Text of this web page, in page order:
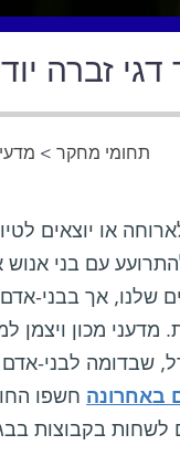
תחומי מחקר>
או יוצאים
עם בני
שלנו, אך בבני-
מכון ויצמן
שבדומה לבני-
באחרונה חשפו
בקבוצות